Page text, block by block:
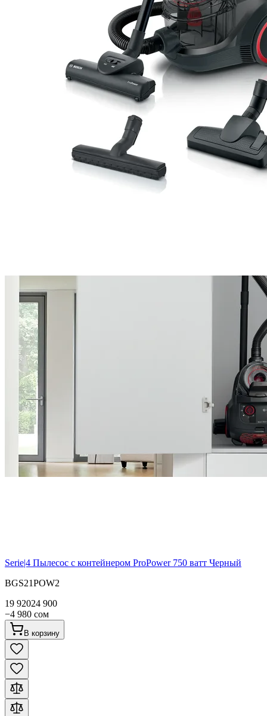
Serie|4 Пылесос с контейнером ProPower 750 ватт Черный
BGS21POW2
19 92024 900
−4 980 сом
В корзину